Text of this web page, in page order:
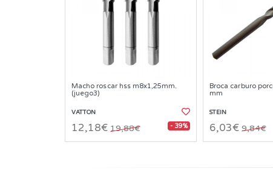
Macho roscar hss m8x1,25mm.
(juego3)
VATTON
12,18€ 19,88€ - 39%
Broca carburo
mm
STEIN
6,03€ 9,84€